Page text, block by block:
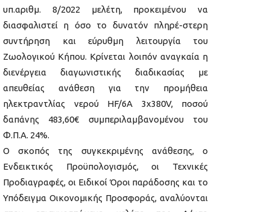
υπ.αριθμ. 8/2022 μελέτη, προκειμένου να
διασφαλιστεί η όσο το δυνατόν πληρέ-στερη
συντήρηση και εύρυθμη λειτουργία του
Ζωολογικού Κήπου. Κρίνεται λοιπόν αναγκαία η
διενέργεια διαγωνιστικής διαδικασίας με
απευθείας ανάθεση για την προμήθεια
ηλεκτραντλίας νερού HF/6A 3x380V, ποσού
δαπάνης 483,60€ συμπεριλαμβανομένου του
Φ.Π.Α. 24%.
Ο σκοπός της συγκεκριμένης ανάθεσης, ο
Ενδεικτικός Προϋπολογισμός, οι Τεχνικές
Προδιαγραφές, οι Ειδικοί Όροι παράδοσης και το
Υπόδειγμα Οικονομικής Προσφοράς, αναλύονται